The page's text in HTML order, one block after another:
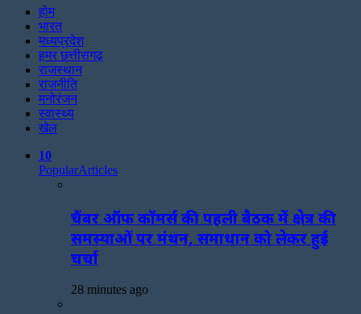
होम
भारत
मध्यप्रदेश
हमर छत्तीसगढ़
राजस्थान
राजनीति
मनोरंजन
स्वास्थ्य
खेल
10
PopularArticles
चैंबर ऑफ कॉमर्स की पहली बैठक में क्षेत्र की
समस्याओं पर मंथन, समाधान को लेकर हुई
चर्चा
28 minutes ago